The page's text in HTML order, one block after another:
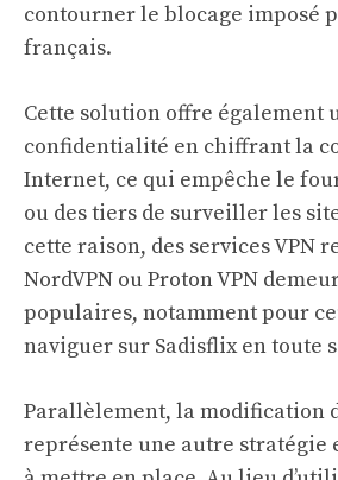
contourner le blocage imposé
français.
Cette solution offre également
confidentialité en chiffrant la
Internet, ce qui empêche le
ou des tiers de surveiller les
cette raison, des services VPN
NordVPN ou Proton VPN
populaires, notamment pour
naviguer sur Sadisflix en toute
Parallèlement, la modification
représente une autre stratégie